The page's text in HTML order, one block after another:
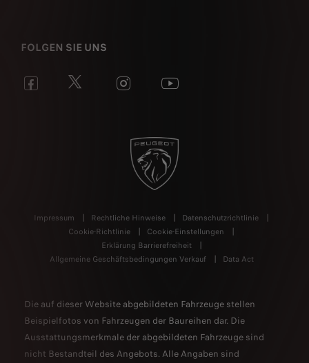
FOLGEN SIE UNS
Impressum Rechtliche Hinweise
Datenschutzrichtlinie
Cookie-Richtlinie
Cookie-Einstellungen
Erklärung Barrierefreiheit
Allgemeine Geschäftsbedingungen Verkauf
Data Act
Die auf dieser Website abgebildeten Fahrzeuge stellen
Beispielfotos von Fahrzeugen der Baureihen dar. Die
Ausstattungsmerkmale der abgebildeten Fahrzeuge sind
nicht Bestandteil des Angebots. Alle Angaben sind